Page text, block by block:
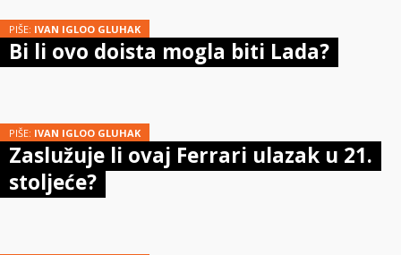
PIŠE: IVAN IGLOO GLUHAK
Bi li ovo doista mogla biti Lada?
PIŠE: IVAN IGLOO GLUHAK
Zaslužuje li ovaj Ferrari ulazak u 21.
stoljeće?